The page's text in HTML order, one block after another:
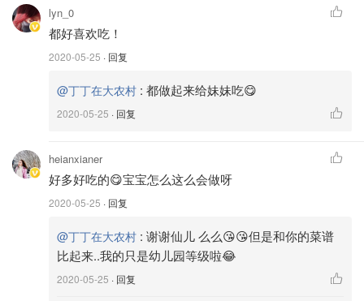
粉蒸排骨🥓
lyn_0
都好喜欢吃！
2020-05-25 · 回复
@丁丁在大农村 : 都做起来给妹妹吃😋
2020-05-25 · 回复
heianxianer
好多好吃的😋宝宝怎么这么会做呀
2020-05-25 · 回复
@丁丁在大农村 : 谢谢仙儿 么么😘😘但是和你的菜谱
比起来..我的只是幼儿园等级啦😂
2020-05-25 · 回复